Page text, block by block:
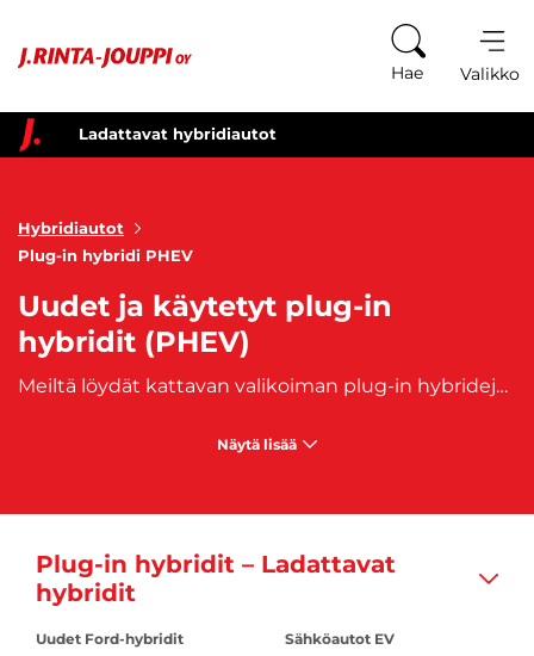
Hae Valikko
Ladattavat hybridiautot
Hybridiautot
Plug-in hybridi PHEV
Uudet ja käytetyt plug-in
hybridit (PHEV)
Meiltä löydät kattavan valikoiman plug-in hybridejä, olitpa sitten etsimässä uutta tai käytettyä ladattavaa hybridiä, meillä on juuri sinulle sopiva vaihtoehto. Plug-in hybridi (PHEV) yhdistää perinteisen polttomoottorin ja sähkömoottorin edut, mahdollistaen lyhyiden matkojen ajamisen pelkällä sähköllä ja pidempien matkojen tekemisen polttomoottorilla.
Näytä lisää
Plug-in hybridit – Ladattavat
hybridit
Uudet Ford-hybridit
Sähköautot EV